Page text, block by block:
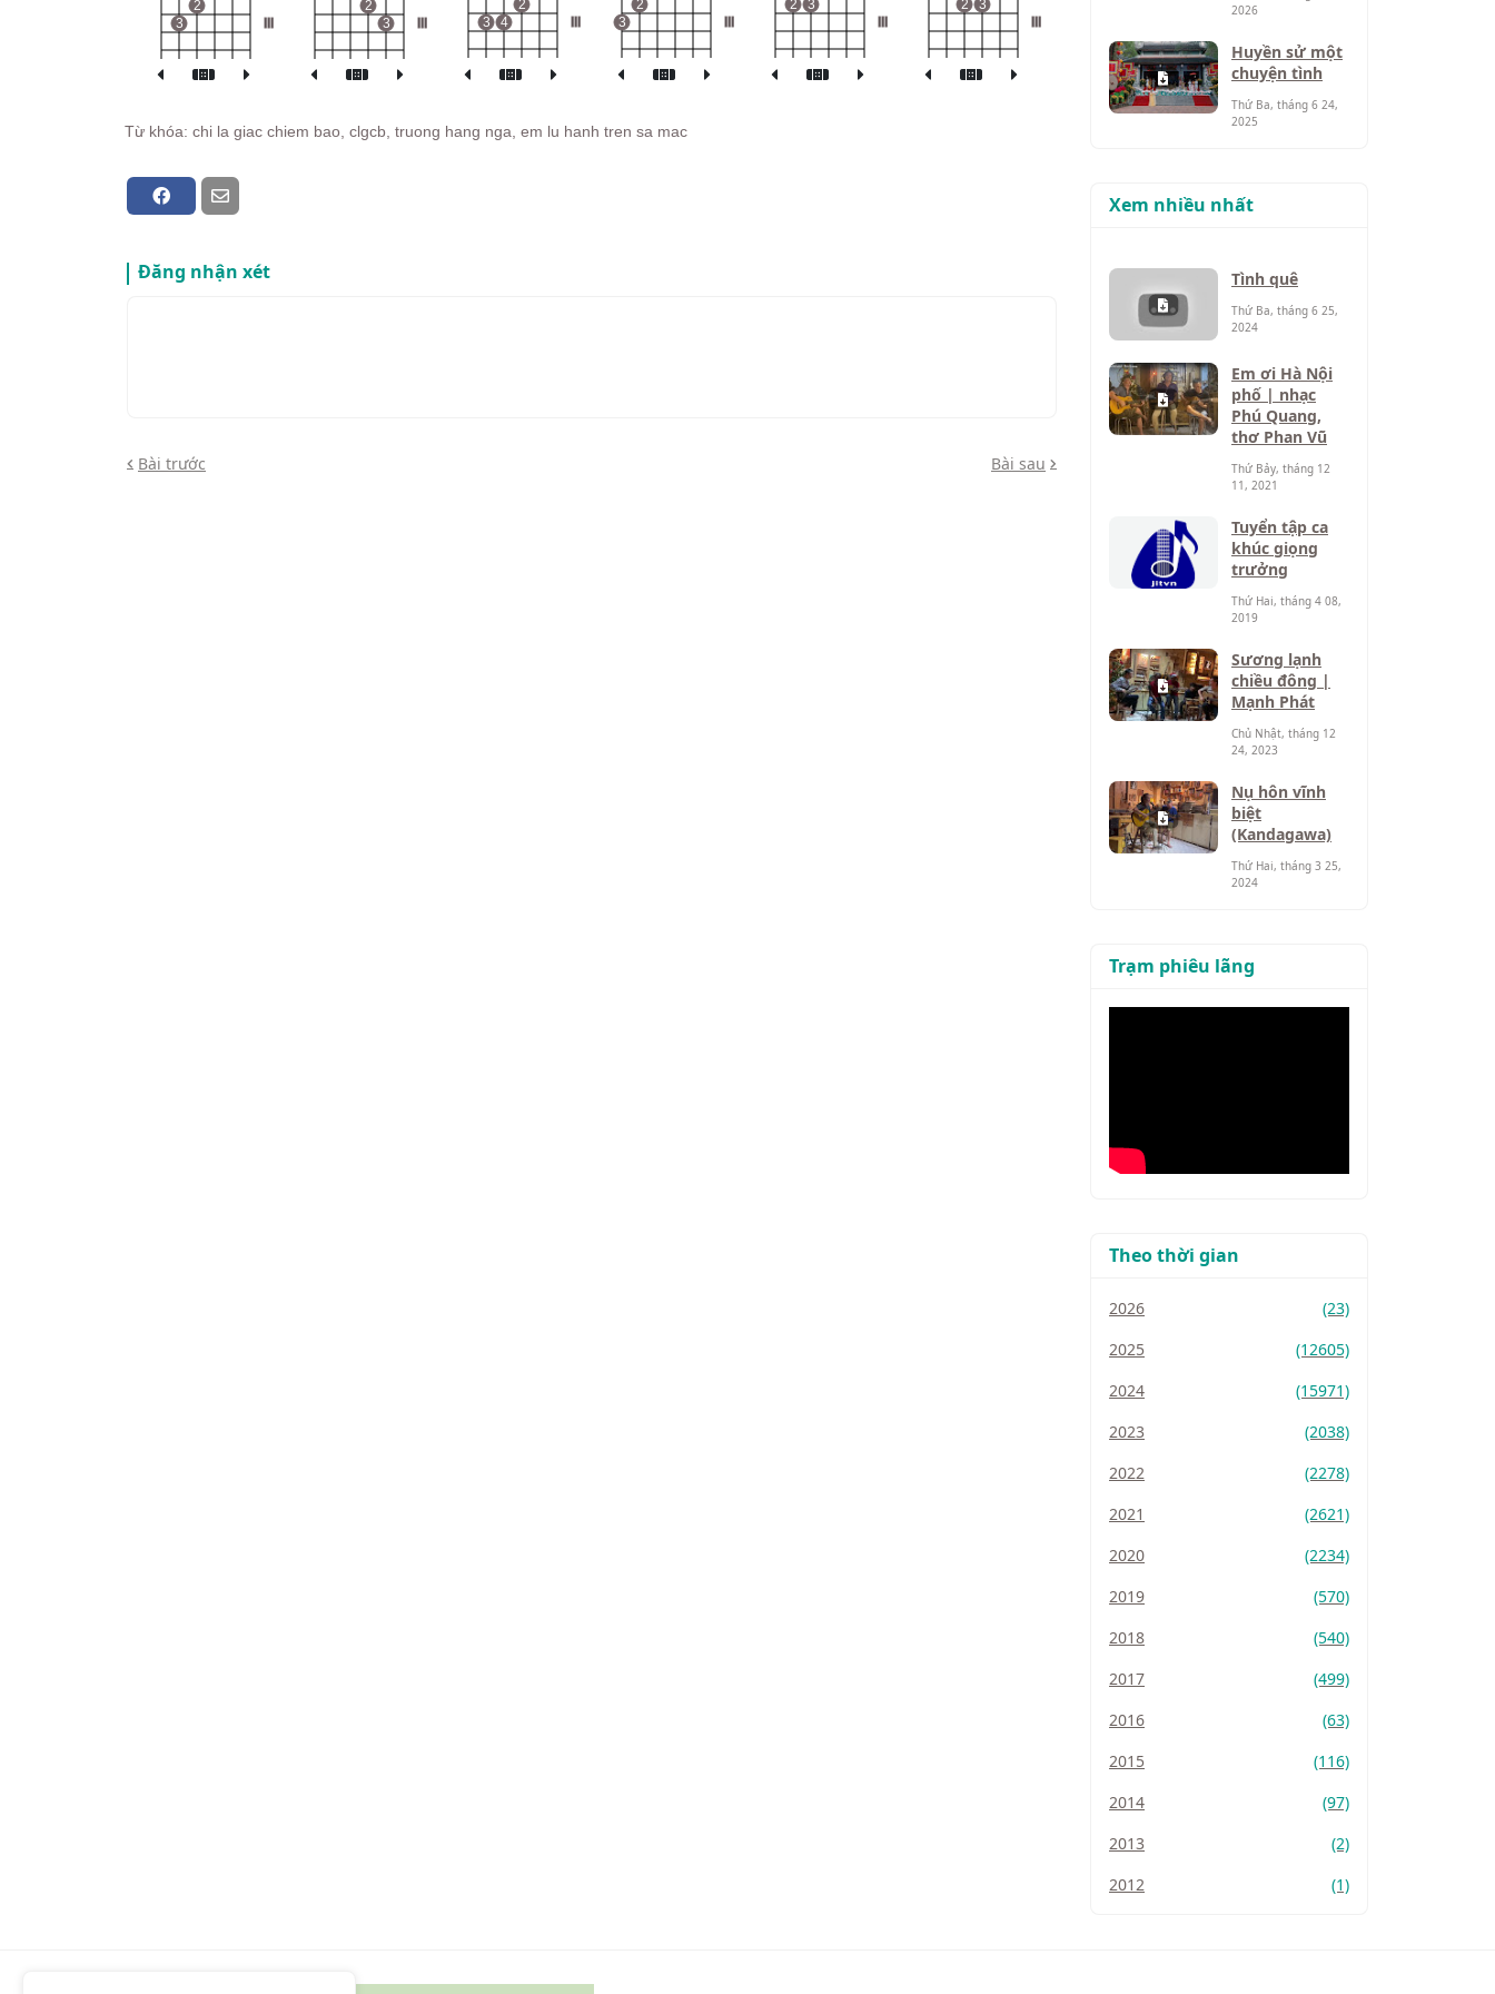
3
2
2
3
3 4
2
3
2 2 3 2 3
Từ khóa: chi la giac chiem bao, clgcb, truong hang nga, em lu hanh tren sa mac
Đăng nhận xét
Bài trước Bài sau
2026
Huyền sử một
chuyện tình
Thứ Ba, tháng 6 24,
2025
Xem nhiều nhất
Tình quê
Thứ Ba, tháng 6 25,
2024
Em ơi Hà Nội
phố | nhạc
Phú Quang,
thơ Phan Vũ
Thứ Bảy, tháng 12
11, 2021
Tuyển tập ca
khúc giọng
trưởng
Thứ Hai, tháng 4 08,
2019
Sương lạnh
chiều đông |
Mạnh Phát
Chủ Nhật, tháng 12
24, 2023
Nụ hôn vĩnh
biệt
(Kandagawa)
Thứ Hai, tháng 3 25,
2024
Trạm phiêu lãng
Theo thời gian
2026
(23)
2025
(12605)
2024
(15971)
2023
(2038)
2022
(2278)
2021
(2621)
2020
(2234)
2019
(570)
2018
(540)
2017
(499)
2016
(63)
2015
(116)
2014
(97)
2013
(2)
2012
(1)